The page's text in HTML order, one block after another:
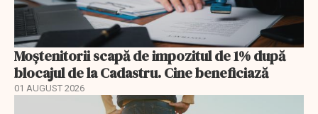
Moștenitorii scapă de impozitul de 1% după
blocajul de la Cadastru. Cine beneficiază
01 AUGUST 2026